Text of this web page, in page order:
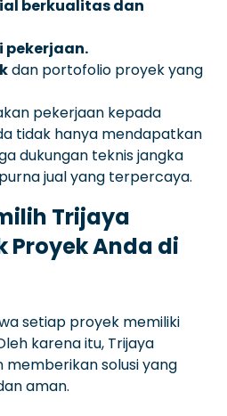
berkualitas dan
pekerjaan.
dan portofolio proyek yang
pekerjaan kepada
tidak hanya mendapatkan
dukungan teknis jangka
jual yang terpercaya.
Trijaya
Proyek Anda di
setiap proyek memiliki
karena itu, Trijaya
solusi yang
aman.